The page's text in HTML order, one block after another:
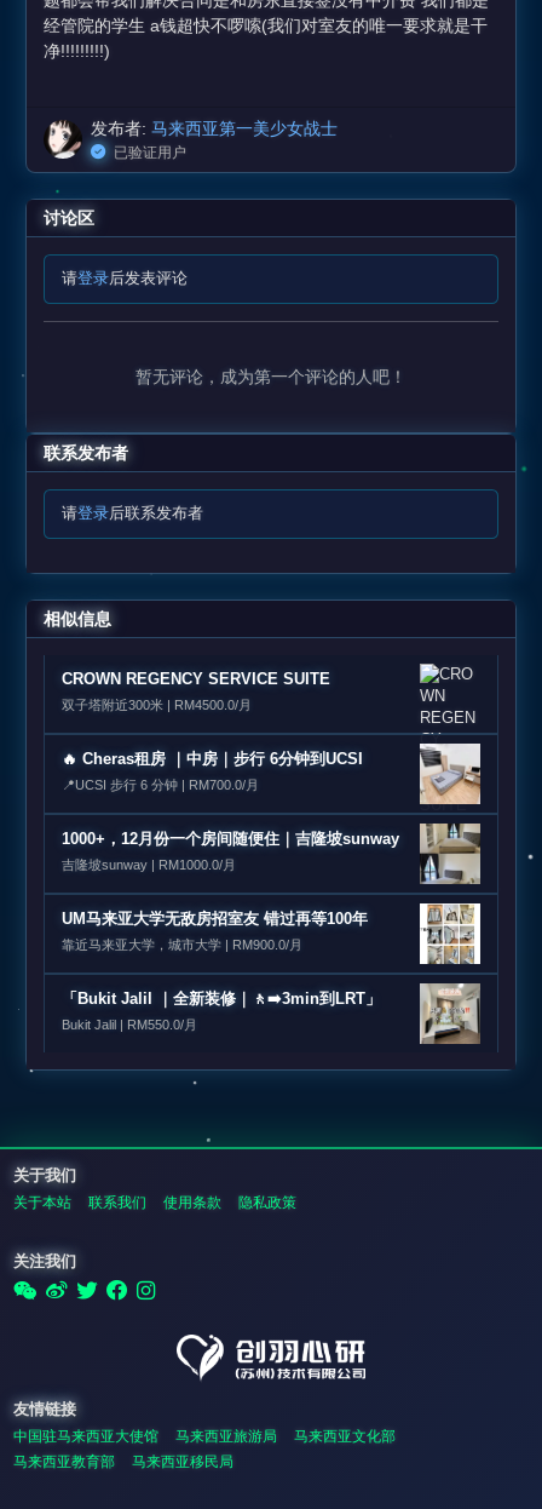
经管院的学生 a钱超快不啰嗦(我们对室友的唯一要求就是干
净!!!!!!!!!)
发布者: 马来西亚第一美少女战士
已验证用户
讨论区
请登录后发表评论
暂无评论，成为第一个评论的人吧！
联系发布者
请登录后联系发布者
相似信息
CROWN REGENCY SERVICE SUITE
双子塔附近300米 | RM4500.0/月
🔥 Cheras租房 ｜中房｜步行 6分钟到UCSI
📍UCSI 步行 6 分钟 | RM700.0/月
1000+，12月份一个房间随便住｜吉隆坡sunway
吉隆坡sunway | RM1000.0/月
UM马来亚大学无敌房招室友 错过再等100年
靠近马来亚大学，城市大学 | RM900.0/月
「Bukit Jalil ｜全新装修｜🚶‍➡️3min到LRT」
Bukit Jalil | RM550.0/月
关于我们
关于本站 联系我们 使用条款 隐私政策
关注我们
友情链接
中国驻马来西亚大使馆 马来西亚旅游局
马来西亚文化部
马来西亚教育部
马来西亚移民局